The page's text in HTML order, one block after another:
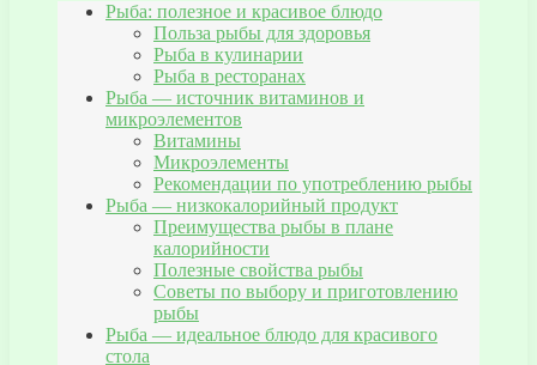
Рыба: полезное и красивое блюдо
Польза рыбы для здоровья
Рыба в кулинарии
Рыба в ресторанах
Рыба — источник витаминов и
микроэлементов
Витамины
Микроэлементы
Рекомендации по употреблению рыбы
Рыба — низкокалорийный продукт
Преимущества рыбы в плане
калорийности
Полезные свойства рыбы
Советы по выбору и приготовлению
рыбы
Рыба — идеальное блюдо для красивого
стола